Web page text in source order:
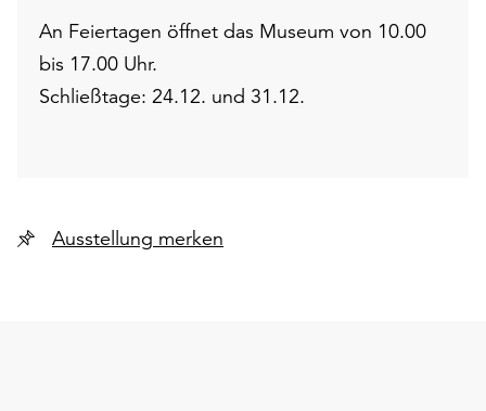
An Feiertagen öffnet das Museum von 10.00
bis 17.00 Uhr.
Schließtage: 24.12. und 31.12.
Ausstellung merken